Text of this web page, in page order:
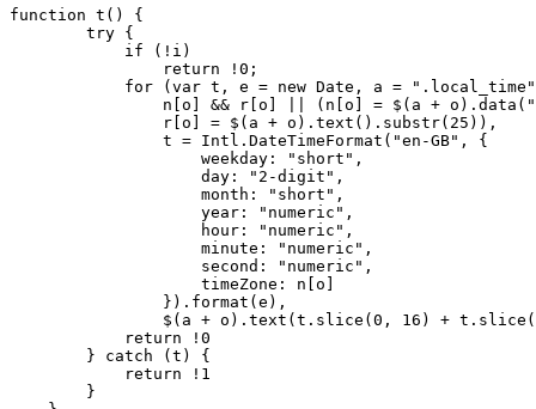
function t() {
        try {
            if (!i)
                return !0;
for (var t, e = new Date, a =
n[o] && r[o] || (n[o] = $(a +
                r[o] = $(a + o).text().substr(25)),
                t = Intl.DateTimeFormat("en-GB", {
                    weekday: "short",
                    day: "2-digit",
                    month: "short",
                    year: "numeric",
                    hour: "numeric",
                    minute: "numeric",
                    second: "numeric",
                    timeZone: n[o]
                }).format(e),
$(a + o).text(t.slice(0, 16) +
            return !0
        } catch (t) {
            return !1
        }